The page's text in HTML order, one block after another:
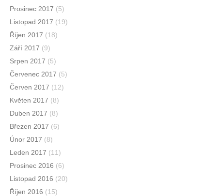
Prosinec 2017 (5)
Listopad 2017 (19)
Říjen 2017 (18)
Září 2017 (9)
Srpen 2017 (5)
Červenec 2017 (5)
Červen 2017 (12)
Květen 2017 (8)
Duben 2017 (8)
Březen 2017 (6)
Únor 2017 (8)
Leden 2017 (11)
Prosinec 2016 (6)
Listopad 2016 (20)
Říjen 2016 (15)